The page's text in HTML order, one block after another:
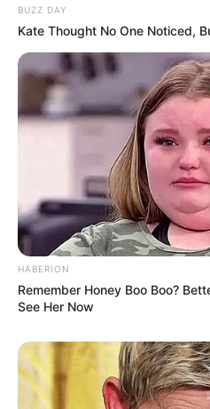
Serem! 9 Chat Ojek
Merinding
BUZZ DAY
Kate Thought No One Noticed,
HABERION
Remember Honey Boo Boo?
See Her Now